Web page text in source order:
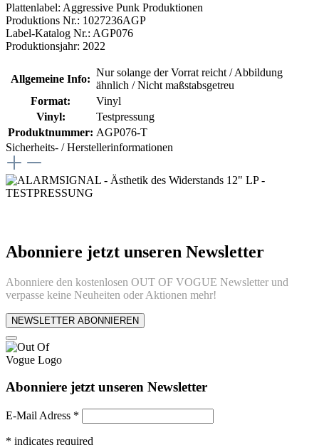
Plattenlabel: Aggressive Punk Produktionen
Produktions Nr.: 1027236AGP
Label-Katalog Nr.: AGP076
Produktionsjahr: 2022
Allgemeine Info:
Nur solange der Vorrat reicht / Abbildung
ähnlich / Nicht maßstabsgetreu
Format:
Vinyl
Vinyl:
Testpressung
Produktnummer: AGP076-T
Sicherheits- / Herstellerinformationen
Abonniere jetzt unseren Newsletter
Abonniere den kostenlosen OUT OF VOGUE Newsletter und
verpasse keine Neuheiten oder Aktionen mehr!
NEWSLETTER ABONNIEREN
Abonniere jetzt unseren Newsletter
E-Mail Adress *
* indicates required